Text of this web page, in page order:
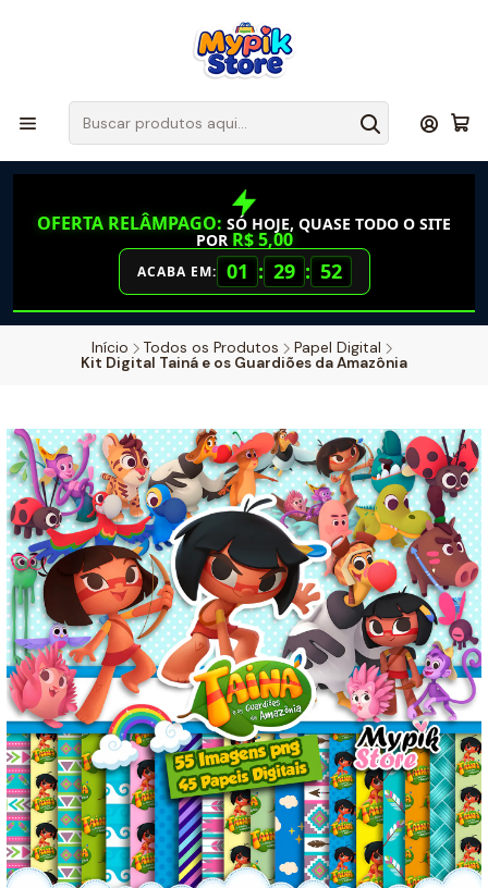
OFERTA RELÂMPAGO: SÓ HOJE, QUASE TODO O SITE
POR R$ 5,00
ACABA EM: 01 : 29 : 52
Início Todos os Produtos
Papel Digital
Kit Digital Tainá e os Guardiões da Amazônia